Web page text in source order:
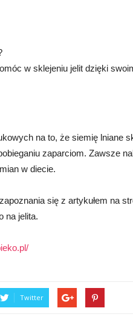
w sklejeniu jelit dzięki
na to, że siemię lniane
zaparciom. Zawsze
w diecie.
się z artykułem na
na jelita.
Twitter